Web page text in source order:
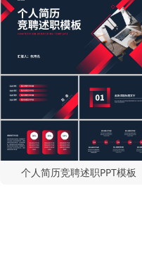
个人简历竞聘述职PPT模板